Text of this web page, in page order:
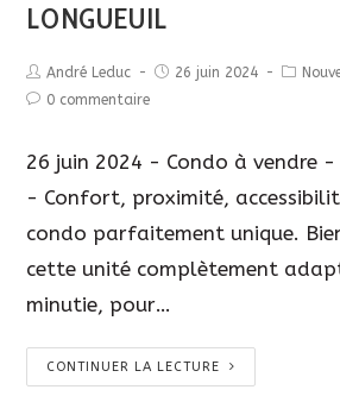
LONGUEUIL
André Leduc 26 juin 2024
0 commentaire
26 juin 2024 - Condo à vendre -
- Confort, proximité,
condo parfaitement unique.
cette unité complètement
minutie, pour…
CONTINUER LA LECTURE